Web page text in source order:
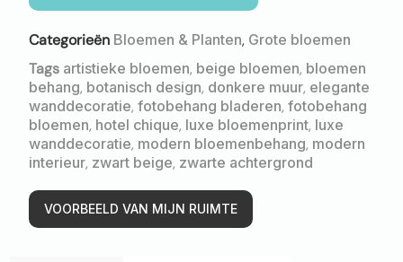
Categorieën Bloemen & Planten, Grote bloemen
Tags artistieke bloemen, beige bloemen, bloemen
behang, botanisch design, donkere muur, elegante
wanddecoratie, fotobehang bladeren, fotobehang
bloemen, hotel chique, luxe bloemenprint, luxe
wanddecoratie, modern bloemenbehang, modern
interieur, zwart beige, zwarte achtergrond
VOORBEELD VAN MIJN RUIMTE